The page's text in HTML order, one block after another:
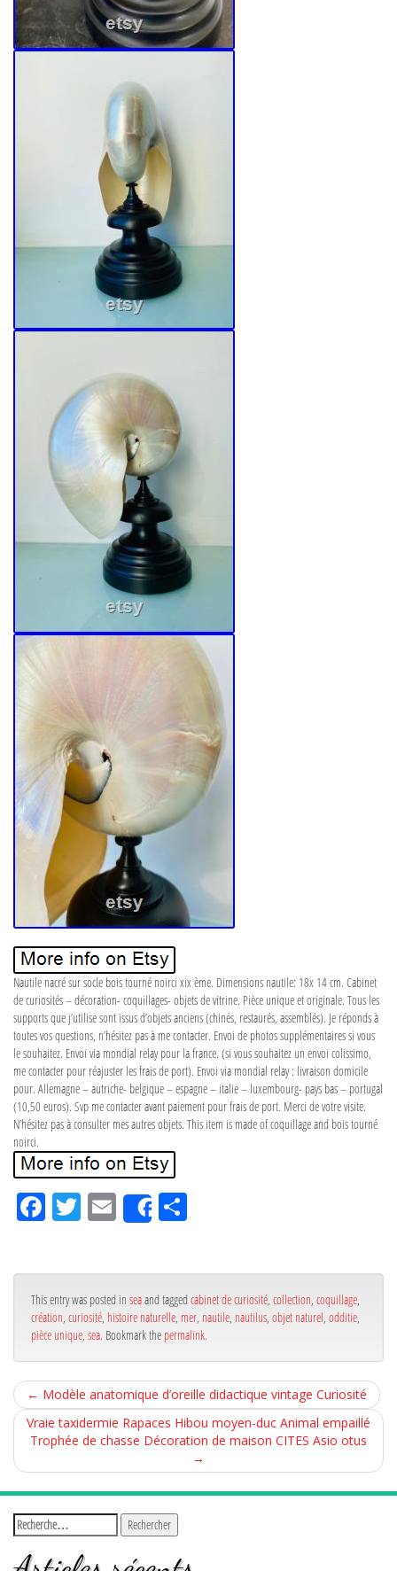
Nautile nacré sur socle bois tourné noirci xix ème. Dimensions nautile: 18x 14 cm. Cabinet
de curiosités – décoration- coquillages- objets de vitrine. Pièce unique et originale. Tous les
supports que j’utilise sont issus d’objets anciens (chinés, restaurés, assemblés). Je réponds à
toutes vos questions, n’hésitez pas à me contacter. Envoi de photos supplémentaires si vous
le souhaitez. Envoi via mondial relay pour la france. (si vous souhaitez un envoi colissimo,
me contacter pour réajuster les frais de port). Envoi via mondial relay : livraison domicile
pour. Allemagne – autriche- belgique – espagne – italie – luxembourg- pays bas – portugal
(10,50 euros). Svp me contacter avant paiement pour frais de port. Merci de votre visite.
N’hésitez pas à consulter mes autres objets. This item is made of coquillage and bois tourné
noirci.
Fa
ce
ok
Tw
itt
Em
ail
Share
r
This entry was posted in seaand tagged cabinet de curiosité collection coquillage
création curiosité histoire naturelle mer nautile nautilus objet naturel odditie
pièce unique sea. Bookmark the permalink.
← Modèle anatomique d’oreille didactique vintage Curiosité
Vraie taxidermie Rapaces Hibou moyen-duc Animal empaillé
Trophée de chasse Décoration de maison CITES Asio otus
→